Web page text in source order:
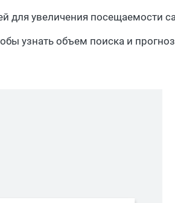
увеличения посещаемости
узнать объем поиска и